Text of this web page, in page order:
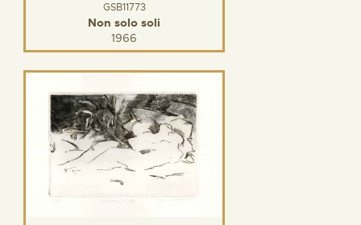
GSB11773
Non solo soli
1966